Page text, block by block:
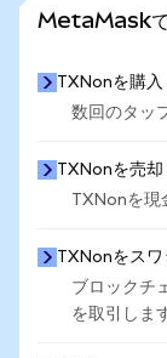
MetaMaskで
TXNonを購入
数回のタッ
TXNonを売却
TXNonを現
TXNonをスワ
ブロックチ
を取引しま